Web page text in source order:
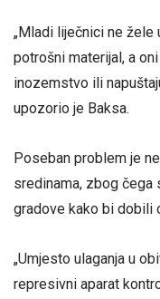
„Mladi liječnici ne
potrošni materijal, a
inozemstvo ili
upozorio je Baksa.
Poseban problem je
sredinama, zbog
gradove kako bi dobili
„Umjesto ulaganja u
represivni aparat